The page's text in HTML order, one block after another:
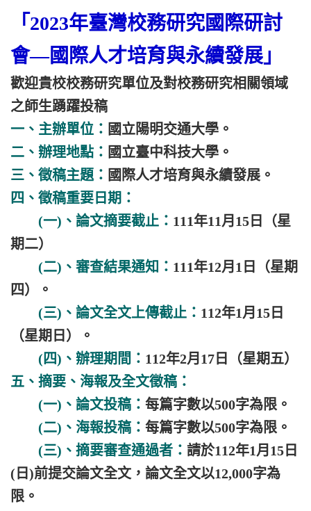
「2023年臺灣校務研究國際研討
會—國際人才培育與永續發展」
歡迎貴校校務研究單位及對校務研究相關領域
之師生踴躍投稿
一、主辦單位： 國立陽明交通大學。
二、辦理地點： 國立臺中科技大學。
三、徵稿主題： 國際人才培育與永續發展。
四、徵稿重要日期：
(一)、論文摘要截止： 111年11月15日（星
期二）
(二)、審查結果通知： 111年12月1日（星期
四）。
(三)、論文全文上傳截止： 112年1月15日
（星期日）。
(四)、辦理期間： 112年2月17日（星期五）
五、摘要、海報及全文徵稿：
(一)、論文投稿： 每篇字數以500字為限。
(二)、海報投稿： 每篇字數以500字為限。
(三)、摘要審查通過者： 請於112年1月15日
(日)前提交論文全文，論文全文以12,000字為
限。